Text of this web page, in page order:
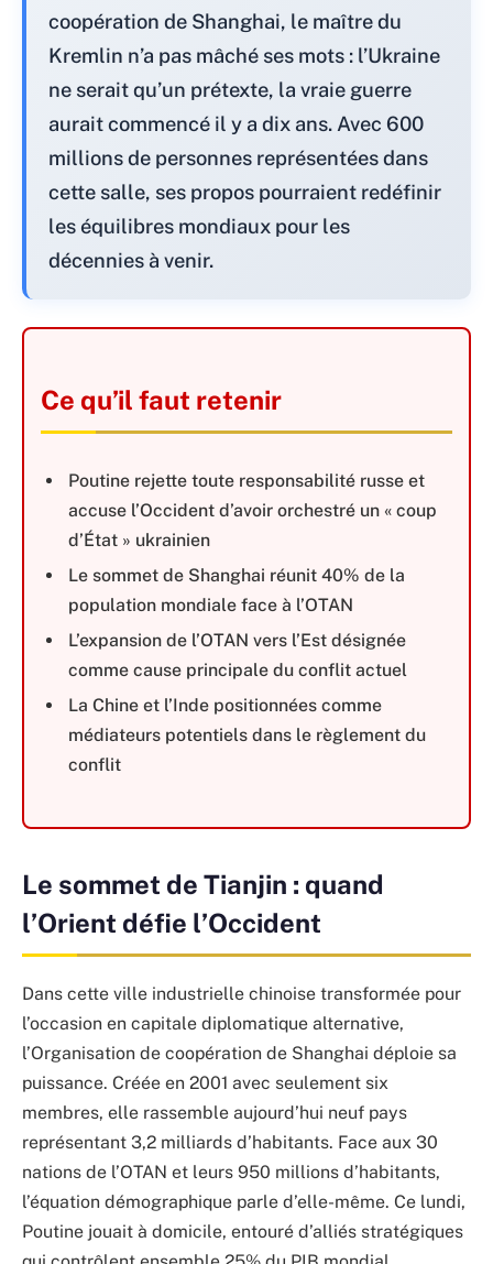
coopération de Shanghai, le maître du
Kremlin n’a pas mâché ses mots : l’Ukraine
ne serait qu’un prétexte, la vraie guerre
aurait commencé il y a dix ans. Avec 600
millions de personnes représentées dans
cette salle, ses propos pourraient redéfinir
les équilibres mondiaux pour les
décennies à venir.
Ce qu’il faut retenir
Poutine rejette toute responsabilité russe et
accuse l’Occident d’avoir orchestré un « coup
d’État » ukrainien
Le sommet de Shanghai réunit 40% de la
population mondiale face à l’OTAN
L’expansion de l’OTAN vers l’Est désignée
comme cause principale du conflit actuel
La Chine et l’Inde positionnées comme
médiateurs potentiels dans le règlement du
conflit
Le sommet de Tianjin : quand
l’Orient défie l’Occident
Dans cette ville industrielle chinoise transformée pour
l’occasion en capitale diplomatique alternative,
l’Organisation de coopération de Shanghai déploie sa
puissance. Créée en 2001 avec seulement six
membres, elle rassemble aujourd’hui neuf pays
représentant 3,2 milliards d’habitants. Face aux 30
nations de l’OTAN et leurs 950 millions d’habitants,
l’équation démographique parle d’elle-même. Ce lundi,
Poutine jouait à domicile, entouré d’alliés stratégiques